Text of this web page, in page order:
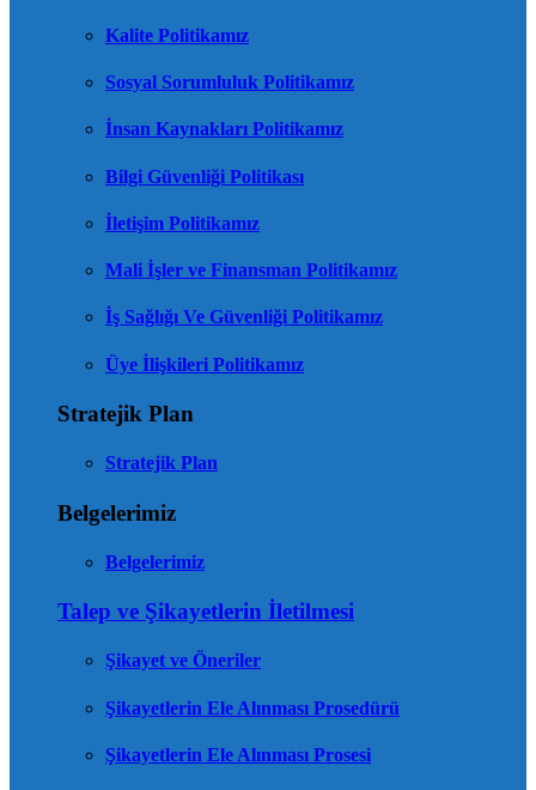
Kalite Politikamız
Sosyal Sorumluluk Politikamız
İnsan Kaynakları Politikamız
Bilgi Güvenliği Politikası
İletişim Politikamız
Mali İşler ve Finansman Politikamız
İş Sağlığı Ve Güvenliği Politikamız
Üye İlişkileri Politikamız
Stratejik Plan
Stratejik Plan
Belgelerimiz
Belgelerimiz
Talep ve Şikayetlerin İletilmesi
Şikayet ve Öneriler
Şikayetlerin Ele Alınması Prosedürü
Şikayetlerin Ele Alınması Prosesi